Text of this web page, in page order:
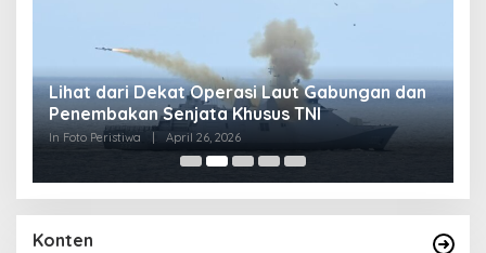
Lihat dari Dekat Operasi Laut Gabungan dan
Penembakan Senjata Khusus TNI
In Foto Peristiwa | April 26, 2026
Konten